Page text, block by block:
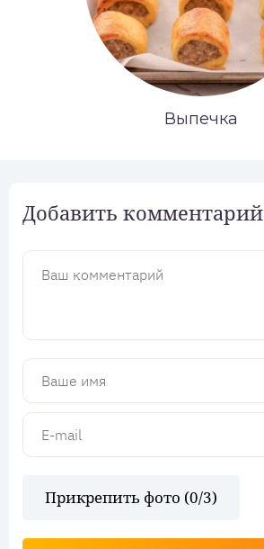
Выпечка
Добавить комментарий
Прикрепить фото (0/3)